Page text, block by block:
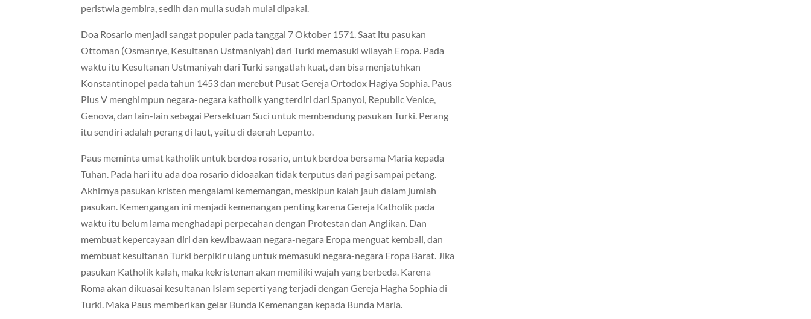
peristwia gembira, sedih dan mulia sudah mulai dipakai.
Doa Rosario menjadi sangat populer pada tanggal 7 Oktober 1571. Saat itu pasukan
Ottoman (Osmānīye, Kesultanan Ustmaniyah) dari Turki memasuki wilayah Eropa. Pada
waktu itu Kesultanan Ustmaniyah dari Turki sangatlah kuat, dan bisa menjatuhkan
Konstantinopel pada tahun 1453 dan merebut Pusat Gereja Ortodox Hagiya Sophia. Paus
Pius V menghimpun negara-negara katholik yang terdiri dari Spanyol, Republic Venice,
Genova, dan lain-lain sebagai Persektuan Suci untuk membendung pasukan Turki. Perang
itu sendiri adalah perang di laut, yaitu di daerah Lepanto.
Paus meminta umat katholik untuk berdoa rosario, untuk berdoa bersama Maria kepada
Tuhan. Pada hari itu ada doa rosario didoaakan tidak terputus dari pagi sampai petang.
Akhirnya pasukan kristen mengalami kememangan, meskipun kalah jauh dalam jumlah
pasukan. Kemengangan ini menjadi kemenangan penting karena Gereja Katholik pada
waktu itu belum lama menghadapi perpecahan dengan Protestan dan Anglikan. Dan
membuat kepercayaan diri dan kewibawaan negara-negara Eropa menguat kembali, dan
membuat kesultanan Turki berpikir ulang untuk memasuki negara-negara Eropa Barat. Jika
pasukan Katholik kalah, maka kekristenan akan memiliki wajah yang berbeda. Karena
Roma akan dikuasai kesultanan Islam seperti yang terjadi dengan Gereja Hagha Sophia di
Turki. Maka Paus memberikan gelar Bunda Kemenangan kepada Bunda Maria.